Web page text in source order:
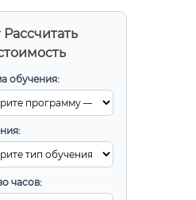
Рассчитать
обучения:
часов: